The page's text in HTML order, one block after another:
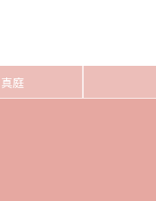
による旅
と申込
）この期
庭